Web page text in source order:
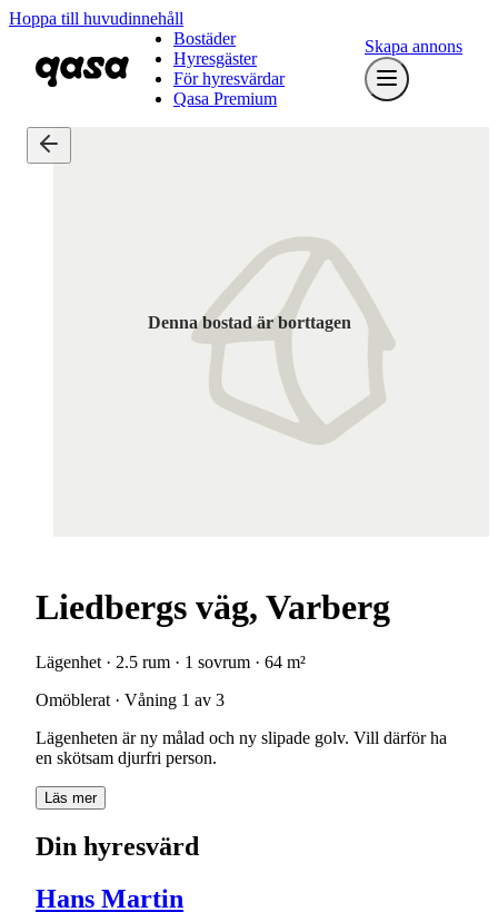
Hoppa till huvudinnehåll
Bostäder
Hyresgäster
För hyresvärdar
Qasa Premium
Skapa annons
Denna bostad är borttagen
Liedbergs väg, Varberg
Lägenhet · 2.5 rum · 1 sovrum · 64 m²
Omöblerat · Våning 1 av 3
Lägenheten är ny målad och ny slipade golv. Vill därför ha
en skötsam djurfri person.
Läs mer
Din hyresvärd
Hans Martin